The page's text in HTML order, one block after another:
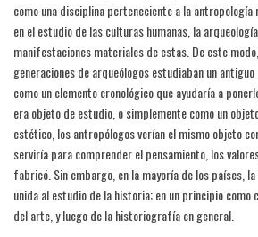
como una disciplina perteneciente a la
en el estudio de las culturas humanas, la
manifestaciones materiales de estas. De este
generaciones de arqueólogos estudiaban un
como un elemento cronológico que ayudaría a
era objeto de estudio, o simplemente como un
estético, los antropólogos verían el mismo objeto
serviría para comprender el pensamiento, los
fabricó. Sin embargo, en la mayoría de los países,
unida al estudio de la historia; en un principio como
del arte, y luego de la historiografía en general.